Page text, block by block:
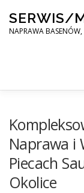
content
SERWIS/
NAPRAWA
MONTAŻ
Naprawa i
Piecach
Okolice